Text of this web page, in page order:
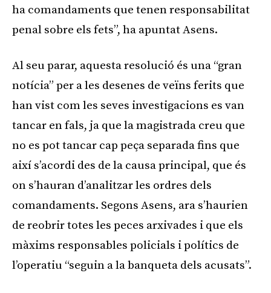
ha comandaments que tenen responsabilitat
penal sobre els fets”, ha apuntat Asens.
Al seu parar, aquesta resolució és una “gran
notícia” per a les desenes de veïns ferits que
han vist com les seves investigacions es van
tancar en fals, ja que la magistrada creu que
no es pot tancar cap peça separada fins que
així s’acordi des de la causa principal, que és
on s’hauran d’analitzar les ordres dels
comandaments. Segons Asens, ara s’haurien
de reobrir totes les peces arxivades i que els
màxims responsables policials i polítics de
l’operatiu “seguin a la banqueta dels acusats”.